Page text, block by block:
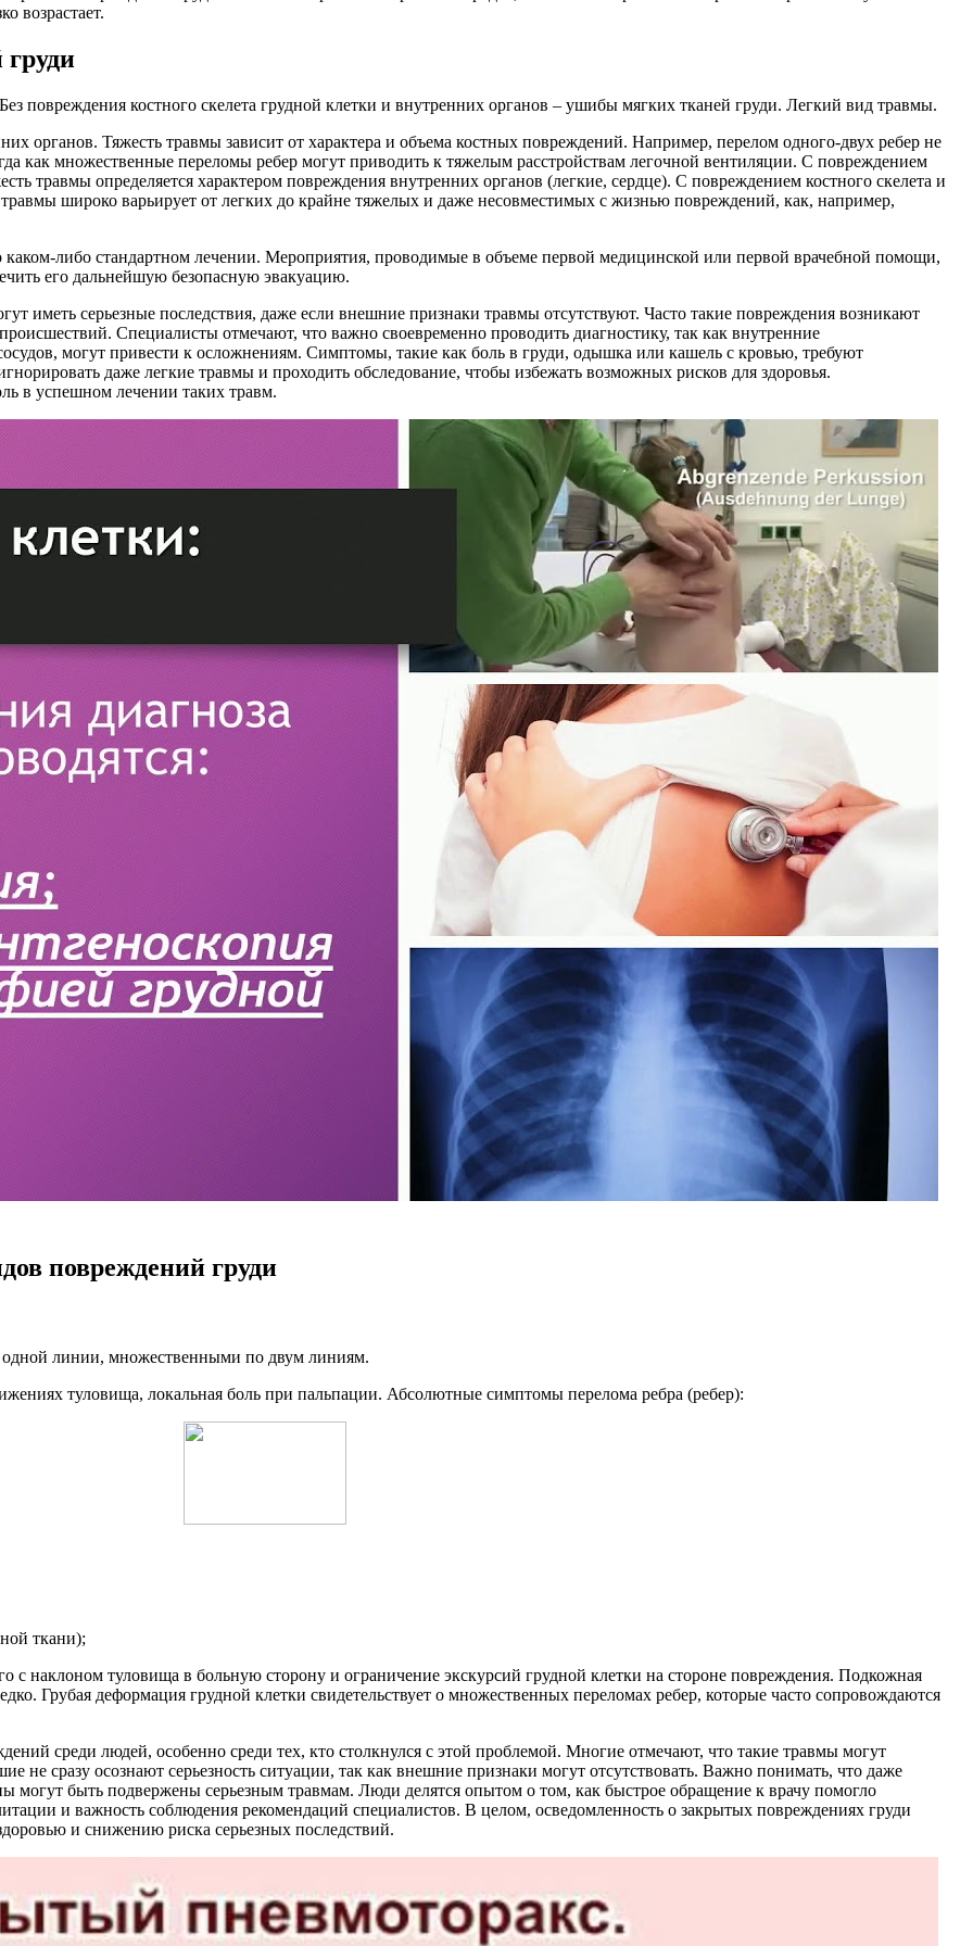
возрастает.
повреждения костного скелета грудной клетки и внутренних органов – ушибы мягких тканей груди. Легкий вид травмы.
органов. Тяжесть травмы зависит от характера и объема костных повреждений. Например, перелом одного-двух ребер не
как множественные переломы ребер могут приводить к тяжелым расстройствам легочной вентиляции. С повреждением
травмы определяется характером повреждения внутренних органов (легкие, сердце). С повреждением костного скелета и
широко варьирует от легких до крайне тяжелых и даже несовместимых с жизнью повреждений, как, например,
каком-либо стандартном лечении. Мероприятия, проводимые в объеме первой медицинской или первой врачебной помощи,
его дальнейшую безопасную эвакуацию.
иметь серьезные последствия, даже если внешние признаки травмы отсутствуют. Часто такие повреждения возникают
Специалисты отмечают, что важно своевременно проводить диагностику, так как внутренние
могут привести к осложнениям. Симптомы, такие как боль в груди, одышка или кашель с кровью, требуют
даже легкие травмы и проходить обследование, чтобы избежать возможных рисков для здоровья.
в успешном лечении таких травм.
повреждений груди
линии, множественными по двум линиям.
туловища, локальная боль при пальпации. Абсолютные симптомы перелома ребра (ребер):
ткани);
с наклоном туловища в больную сторону и ограничение экскурсий грудной клетки на стороне повреждения. Подкожная
Грубая деформация грудной клетки свидетельствует о множественных переломах ребер, которые часто сопровождаются
среди людей, особенно среди тех, кто столкнулся с этой проблемой. Многие отмечают, что такие травмы могут
не сразу осознают серьезность ситуации, так как внешние признаки могут отсутствовать. Важно понимать, что даже
могут быть подвержены серьезным травмам. Люди делятся опытом о том, как быстрое обращение к врачу помогло
и важность соблюдения рекомендаций специалистов. В целом, осведомленность о закрытых повреждениях груди
и снижению риска серьезных последствий.